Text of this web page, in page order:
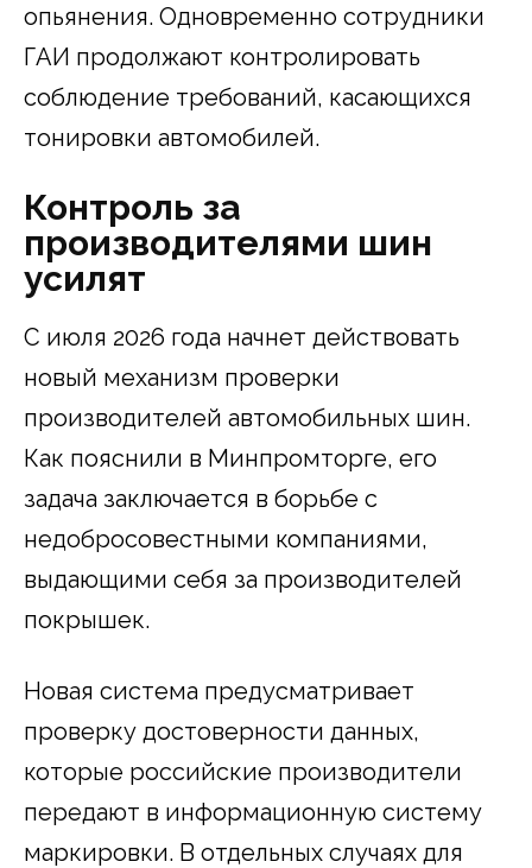
опьянения. Одновременно сотрудники
ГАИ продолжают контролировать
соблюдение требований, касающихся
тонировки автомобилей.
Контроль за
производителями шин
усилят
С июля 2026 года начнет действовать
новый механизм проверки
производителей автомобильных шин.
Как пояснили в Минпромторге, его
задача заключается в борьбе с
недобросовестными компаниями,
выдающими себя за производителей
покрышек.
Новая система предусматривает
проверку достоверности данных,
которые российские производители
передают в информационную систему
маркировки. В отдельных случаях для